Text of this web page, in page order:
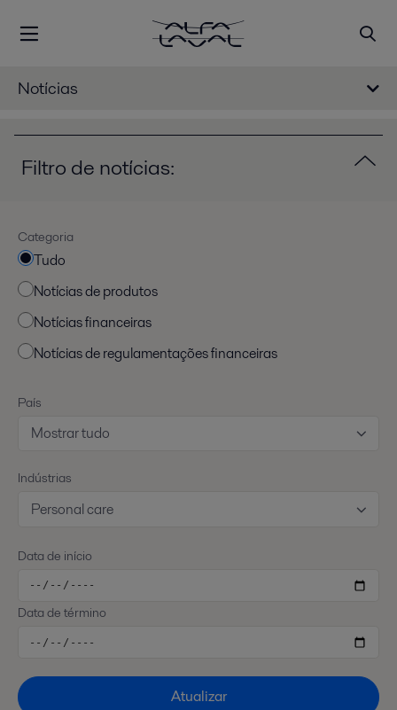
Notícias
Filtro de notícias:
Categoria
Tudo
Notícias de produtos
Notícias financeiras
Notícias de regulamentações financeiras
País
Mostrar tudo
Indústrias
Personal care
Data de início
Data de término
Atualizar